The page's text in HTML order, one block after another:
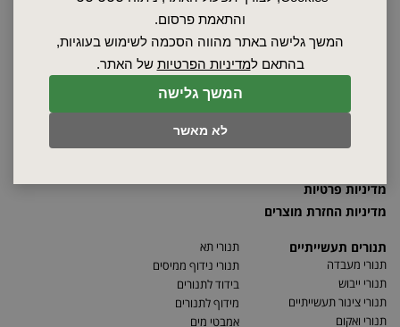
המשך גלישה
לא מאשר
והתאמת פרסום.
המשך גלישה באתר מהווה הסכמה לשימוש בעוגיות,
בהתאם למדיניות הפרטיות של האתר.
סרטונים
מפת האתר
מדיניות פרטיות
מדיניות החזרת מוצרים
תנורים תעשייתיים
תנורי מעבדה
תנורי ייבוש
תנורי צינור תעשייתיים
תנורי ואקום
תנורי תא
תנורי נידוף ממיסים
בידוד לתנורים
מידוף לתנורים
אמבטי מים